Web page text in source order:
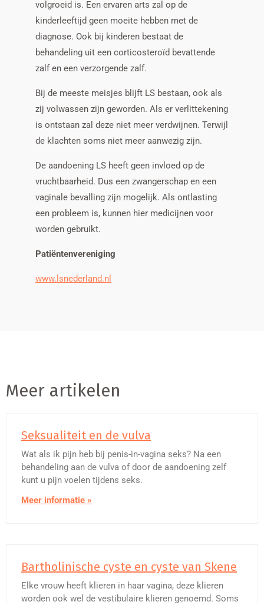
volgroeid is. Een ervaren arts zal op de
kinderleeftijd geen moeite hebben met de
diagnose. Ook bij kinderen bestaat de
behandeling uit een corticosteroïd bevattende
zalf en een verzorgende zalf.
Bij de meeste meisjes blijft LS bestaan, ook als
zij volwassen zijn geworden. Als er verlittekening
is ontstaan zal deze niet meer verdwijnen. Terwijl
de klachten soms niet meer aanwezig zijn.
De aandoening LS heeft geen invloed op de
vruchtbaarheid. Dus een zwangerschap en een
vaginale bevalling zijn mogelijk. Als ontlasting
een probleem is, kunnen hier medicijnen voor
worden gebruikt.
Patiëntenvereniging
www.lsnederland.nl
Meer artikelen
Seksualiteit en de vulva
Wat als ik pijn heb bij penis-in-vagina seks? Na een
behandeling aan de vulva of door de aandoening zelf
kunt u pijn voelen tijdens seks.
Meer informatie »
Bartholinische cyste en cyste van Skene
Elke vrouw heeft klieren in haar vagina, deze klieren
worden ook wel de vestibulaire klieren genoemd. Soms